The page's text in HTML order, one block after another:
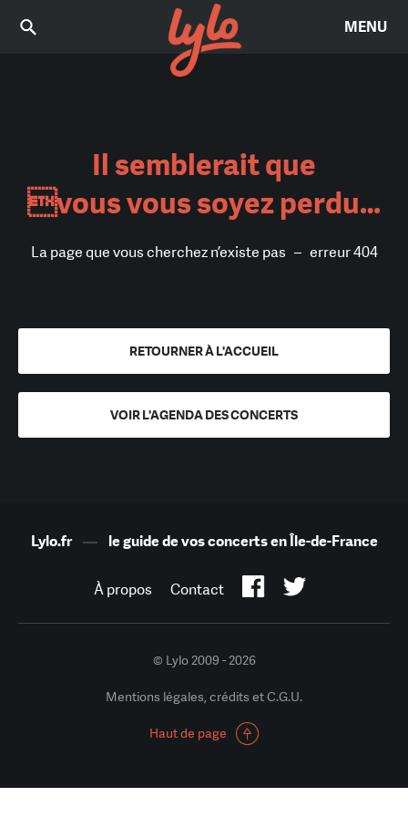
MENU
Il semblerait que
vous vous soyez perdu…
La page que vous cherchez n’existe pas – erreur 404
RETOURNER À L'ACCUEIL
VOIR L'AGENDA DES CONCERTS
Lylo.fr— le guide de vos concerts en Île-de-France
À propos Contact
© Lylo 2009 - 2026
Mentions légales, crédits et C.G.U.
Haut de page